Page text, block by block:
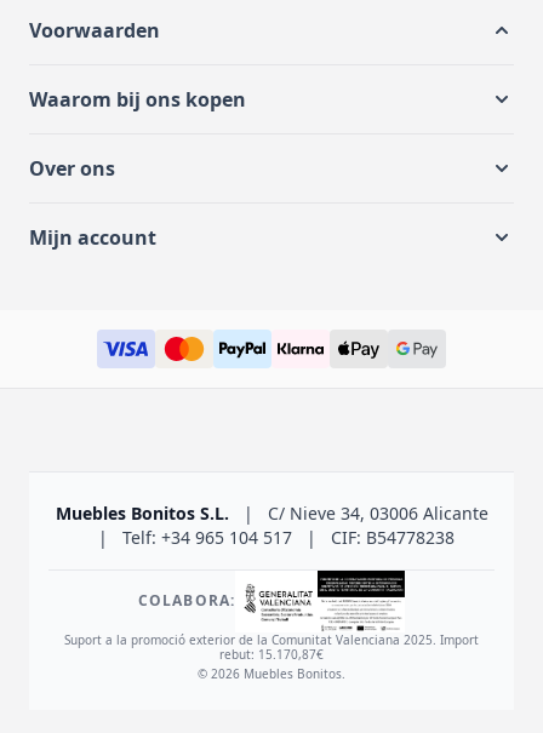
Voorwaarden
Waarom bij ons kopen
Over ons
Mijn account
Muebles Bonitos S.L. |
C/ Nieve 34, 03006 Alicante
|
Telf: +34 965 104 517 | CIF: B54778238
COLABORA:
Suport a la promoció exterior de la Comunitat Valenciana 2025. Import
rebut: 15.170,87€
© 2026 Muebles Bonitos.